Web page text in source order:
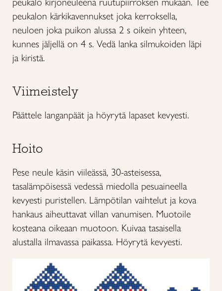
peukalon kärkikavennukset joka kerroksella,
neuloen joka puikon alussa 2 s oikein yhteen,
kunnes jäljellä on 4 s. Vedä lanka silmukoiden läpi
ja kiristä.
Viimeistely
Päättele langanpäät ja höyrytä lapaset kevyesti.
Hoito
Pese neule käsin viileässä, 30-asteisessa,
tasalämpöisessä vedessä miedolla pesuaineella
kevyesti puristellen. Lämpötilan vaihtelut ja kova
hankaus aiheuttavat villan vanumisen. Muotoile
kosteana oikeaan muotoon. Kuivaa tasaisella
alustalla ilmavassa paikassa. Höyrytä kevyesti.